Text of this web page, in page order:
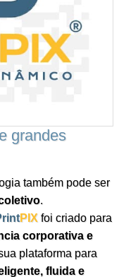
grandes
também pode ser
.
PIX foi criado para
corporativa e
plataforma para
fluida e